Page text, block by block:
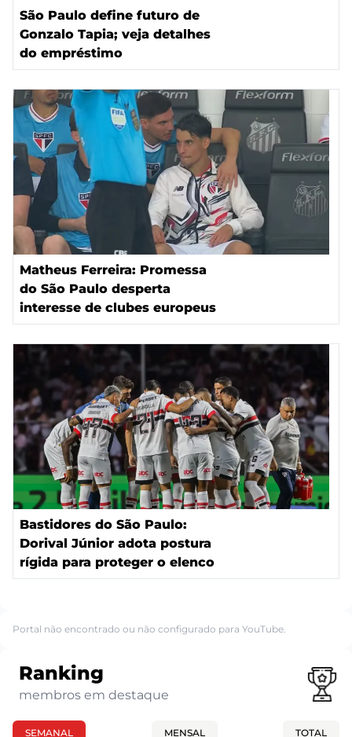
São Paulo define futuro de
Gonzalo Tapia; veja detalhes
do empréstimo
Matheus Ferreira: Promessa
do São Paulo desperta
interesse de clubes europeus
Bastidores do São Paulo:
Dorival Júnior adota postura
rígida para proteger o elenco
Portal não encontrado ou não configurado para YouTube.
Ranking
membros em destaque
SEMANAL MENSAL TOTAL